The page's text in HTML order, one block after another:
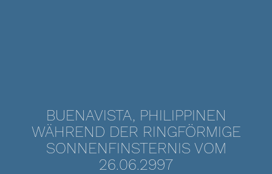
BUENAVISTA, PHILIPPINEN
WÄHREND DER RINGFÖRMIGE
SONNENFINSTERNIS VOM
26.06.2997